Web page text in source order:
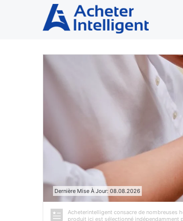
Dernière Mise À Jour: 08.08.2026
Acheterintelligent consacre de nombreuses
produit ici est sélectionné indépendamment